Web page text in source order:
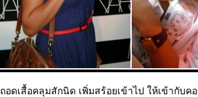
ถอดเสื้อคลุมสักนิด เพิ่มสร้อยเข้าไป ให้เข้ากับค